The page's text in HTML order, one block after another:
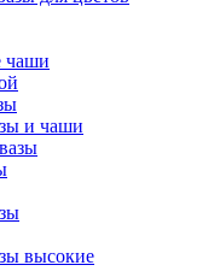
чаши
и чаши
высокие